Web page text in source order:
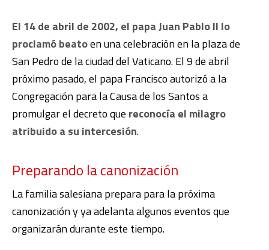
El 14 de abril de 2002, el papa Juan Pablo II lo
proclamó beatoen una celebración en la plaza de
San Pedro de la ciudad del Vaticano. El 9 de abril
próximo pasado, el papa Francisco autorizó a la
Congregación para la Causa de los Santos a
promulgar el decreto que reconocía el milagro
atribuido a su intercesión.
Preparando la canonización
La familia salesiana prepara para la próxima
canonización y ya adelanta algunos eventos que
organizarán durante este tiempo.